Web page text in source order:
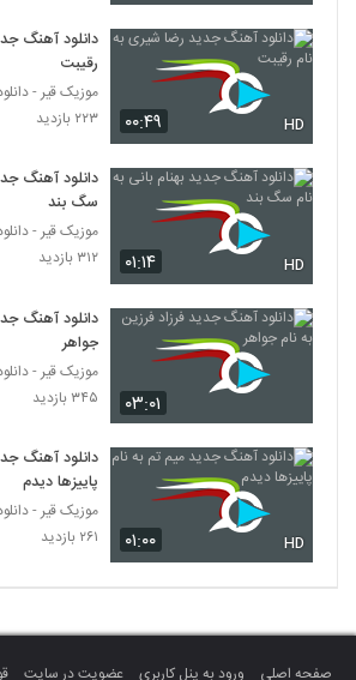
335
دانلود آهنگ مهدی رها
دانلود آهنگ جدید و
نام شیرین جان
۱,۷۲۹ بازدید
337
سجاد کریمی آهنگ
۵۳۵ بازدید
آهنگ پدرام پالیز بنام
339
دانلود آهنگ مرتضی
340
آهنگ باران از وحید
۷۳۷ بازدید
341
۸۸۳ بازدید
۰۰:۴۹ HD
دانلود آهنگ
رقیبت
موزیک قیر -
۲۲۳ بازدید
۰۱:۱۴ HD
دانلود آهنگ
سگ بند
موزیک قیر -
۳۱۲ بازدید
۰۳:۰۱
دانلود آهنگ
جواهر
موزیک قیر -
۳۴۵ بازدید
۰۱:۰۰ HD
دانلود آهنگ
پاییزها دیدم
موزیک قیر -
۲۶۱ بازدید
صفحه اصلی ورود به پنل کاربری عضویت در سایت